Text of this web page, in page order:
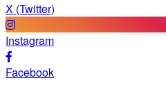
X (Twitter)
Instagram
Facebook